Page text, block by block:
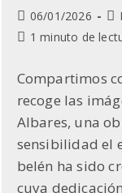
Publicación
de
06/01/2026
de
Tiempo
1 minuto de
Compartimos
recoge las
Albares, una
sensibilidad el
belén ha sido
cuya